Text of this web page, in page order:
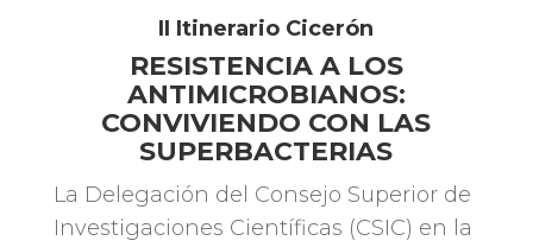
II Itinerario Cicerón
RESISTENCIA A LOS
ANTIMICROBIANOS:
CONVIVIENDO CON LAS
SUPERBACTERIAS
La Delegación del Consejo Superior de
Investigaciones Científicas (CSIC) en la